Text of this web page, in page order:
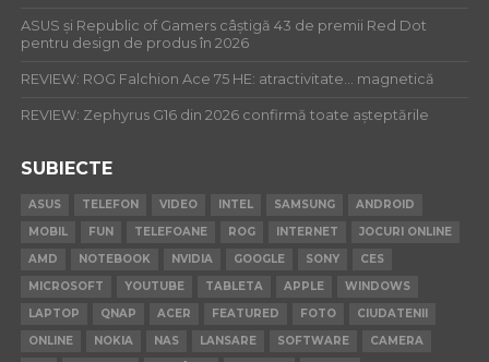
ASUS și Republic of Gamers câștigă 43 de premii Red Dot
pentru design de produs în 2026
REVIEW: ROG Falchion Ace 75 HE: atractivitate… magnetică
REVIEW: Zephyrus G16 din 2026 confirmă toate așteptările
SUBIECTE
ASUS TELEFON VIDEO INTEL SAMSUNG
ANDROID
MOBIL
FUN TELEFOANE ROG INTERNET
JOCURI ONLINE
AMD
NOTEBOOK NVIDIA GOOGLE SONY
CES
MICROSOFT
YOUTUBE TABLETA APPLE
WINDOWS
LAPTOP
QNAP ACER FEATURED FOTO
CIUDATENII
ONLINE
NOKIA NAS LANSARE SOFTWARE
CAMERA